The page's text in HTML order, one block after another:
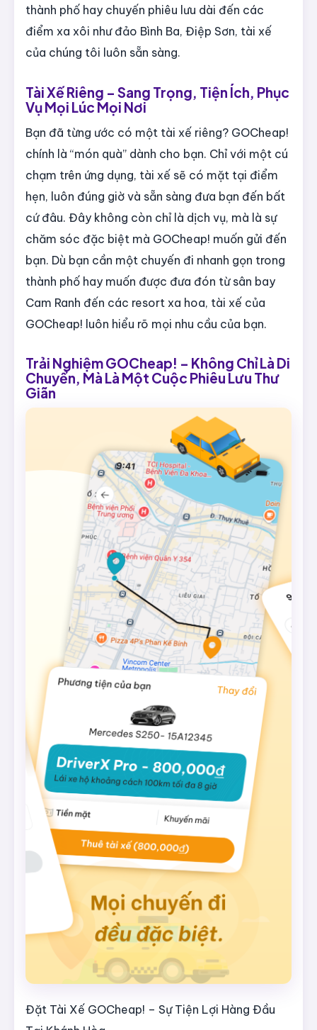
thành phố hay chuyến phiêu lưu dài đến các
điểm xa xôi như đảo Bình Ba, Điệp Sơn, tài xế
của chúng tôi luôn sẵn sàng.
Tài Xế Riêng – Sang Trọng, Tiện Ích, Phục
Vụ Mọi Lúc Mọi Nơi
Bạn đã từng ước có một tài xế riêng? GOCheap!
chính là “món quà” dành cho bạn. Chỉ với một cú
chạm trên ứng dụng, tài xế sẽ có mặt tại điểm
hẹn, luôn đúng giờ và sẵn sàng đưa bạn đến bất
cứ đâu. Đây không còn chỉ là dịch vụ, mà là sự
chăm sóc đặc biệt mà GOCheap! muốn gửi đến
bạn. Dù bạn cần một chuyến đi nhanh gọn trong
thành phố hay muốn được đưa đón từ sân bay
Cam Ranh đến các resort xa hoa, tài xế của
GOCheap! luôn hiểu rõ mọi nhu cầu của bạn.
Trải Nghiệm GOCheap! – Không Chỉ Là Di
Chuyển, Mà Là Một Cuộc Phiêu Lưu Thư
Giãn
Đặt Tài Xế GOCheap! – Sự Tiện Lợi Hàng Đầu